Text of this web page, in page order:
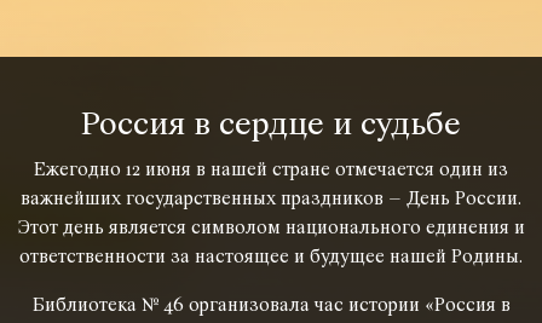
Россия в сердце и судьбе
Ежегодно 12 июня в нашей стране отмечается один из
важнейших государственных праздников – День России.
Этот день является символом национального единения и
ответственности за настоящее и будущее нашей Родины.
Библиотека № 46 организовала час истории «Россия в